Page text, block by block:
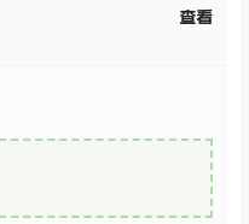
查看